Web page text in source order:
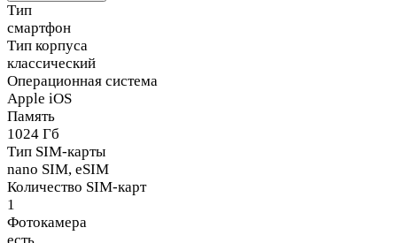
Тип
смартфон
Тип корпуса
классический
Операционная система
Apple iOS
Память
1024 Гб
Тип SIM-карты
nano SIM, eSIM
Количество SIM-карт
1
Фотокамера
есть